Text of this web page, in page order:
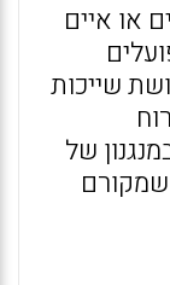
או איים
שייכות
של
שמקורם